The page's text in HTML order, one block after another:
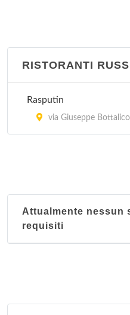
RISTORANTI
Rasputin
via Giuseppe
Attualmente nessun
requisiti